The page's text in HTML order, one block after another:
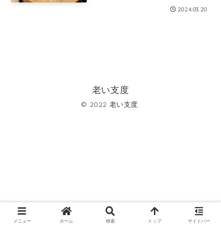
2024.03.20
老い支度
© 2022 老い支度.
メニュー ホーム 検索 トップ サイドバー